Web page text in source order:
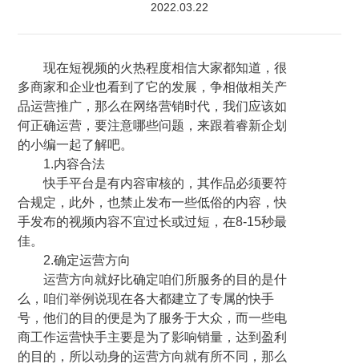
2022.03.22
现在短视频的火热程度相信大家都知道，很
多商家和企业也看到了它的发展，争相做相关产
品运营推广，那么在网络营销时代，我们应该如
何正确运营，要注意哪些问题，来跟着睿新企划
的小编一起了解吧。
1.内容合法
快手平台是有内容审核的，其作品必须要符
合规定，此外，也禁止发布一些低俗的内容，快
手发布的视频内容不宜过长或过短，在8-15秒最
佳。
2.确定运营方向
运营方向就好比确定咱们所服务的目的是什
么，咱们举例说现在各大都建立了专属的快手
号，他们的目的便是为了服务于大众，而一些电
商工作运营快手主要是为了影响销量，达到盈利
的目的，所以动身的运营方向就有所不同，那么